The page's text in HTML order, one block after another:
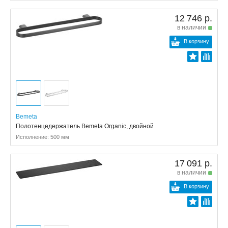
12 746 р.
в наличии
В корзину
Bemeta
Полотенцедержатель Bemeta Organic, двойной
Исполнение: 500 мм
17 091 р.
в наличии
В корзину